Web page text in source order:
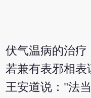
伏气温病的治疗
若兼有表邪相
王安道说："法